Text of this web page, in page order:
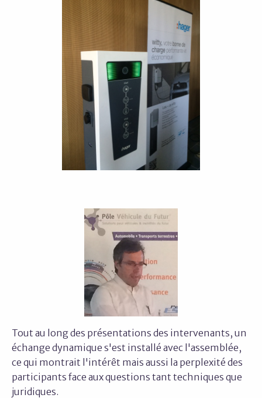
Tout au long des présentations des intervenants, un
échange dynamique s'est installé avec l'assemblée,
ce qui montrait l'intérêt mais aussi la perplexité des
participants face aux questions tant techniques que
juridiques.